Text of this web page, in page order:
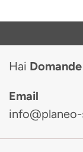
Hai Domande
Email